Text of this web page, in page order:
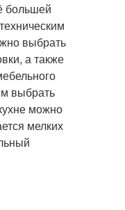
большей
выбрать
а также
выбрать
можно
мелких